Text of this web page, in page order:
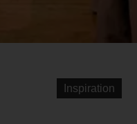
Inspiration